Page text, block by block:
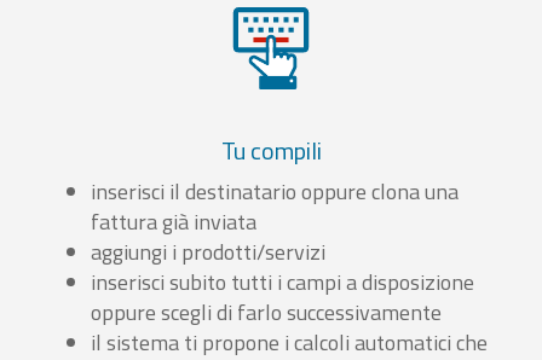
Tu compili
inserisci il destinatario oppure clona una
fattura già inviata
aggiungi i prodotti/servizi
inserisci subito tutti i campi a disposizione
oppure scegli di farlo successivamente
il sistema ti propone i calcoli automatici che